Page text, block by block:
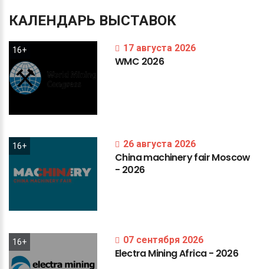
КАЛЕНДАРЬ ВЫСТАВОК
16+ 17 августа 2026
WMC 2026
16+ 26 августа 2026
ChinamachineryfairMoscow
- 2026
16+ 07 сентября 2026
ElectraMiningAfrica- 2026